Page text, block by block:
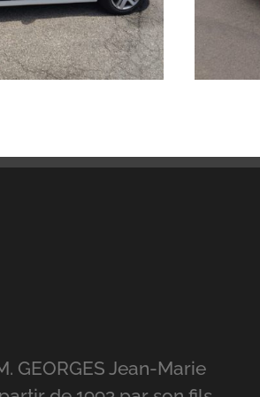
GEORGES Jean-Marie